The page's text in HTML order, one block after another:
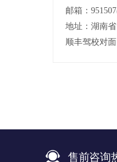
邮箱：
地址：湖南
顺丰驾校对面
售前咨询